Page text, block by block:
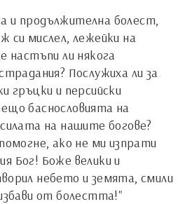
и продължителна болест,
си мислел, лежейки на
настъпи ли някога
Послужиха ли за
гръцки и персийски
баснословията на
на нашите богове?
ако не ми изпрати
Бог! Боже велики и
небето и земята, смили
от болестта!"